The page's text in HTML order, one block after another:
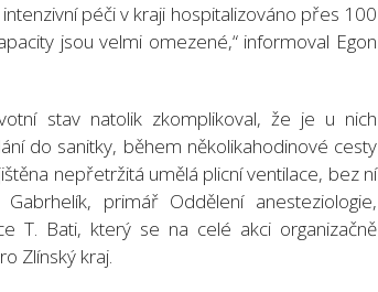
péči v kraji hospitalizováno přes 100
jsou velmi omezené,“ informoval Egon
stav natolik zkomplikoval, že je u nich
do sanitky, během několikahodinové cesty
nepřetržitá umělá plicní ventilace, bez ní
primář Oddělení anesteziologie,
T. Bati, který se na celé akci organizačně
Zlínský kraj.